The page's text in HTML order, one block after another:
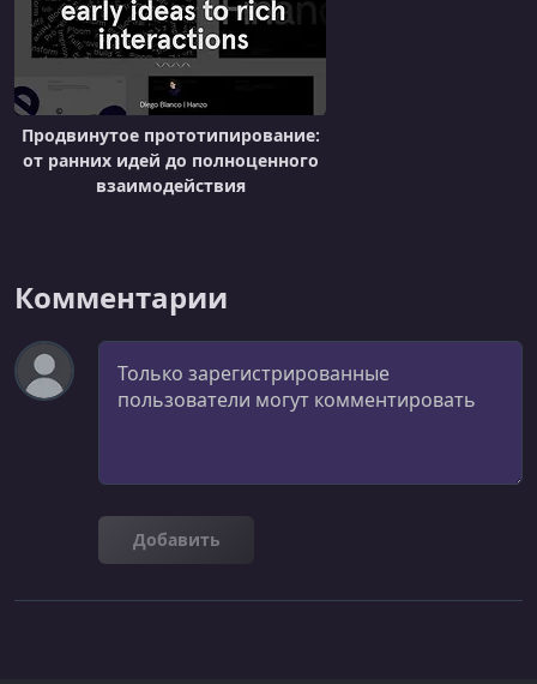
Продвинутое прототипирование:
от ранних идей до полноценного
взаимодействия
Комментарии
Комментарий
Добавить